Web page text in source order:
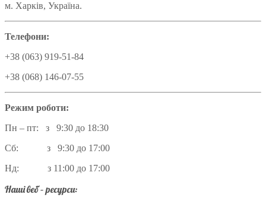
м. Харків, Україна.
Телефони:
+38 (063) 919-51-84
+38 (068) 146-07-55
Режим роботи:
Пн – пт: з 9:30 до 18:30
Сб: з 9:30 до 17:00
Нд: з 11:00 до 17:00
Наші веб – ресурси: